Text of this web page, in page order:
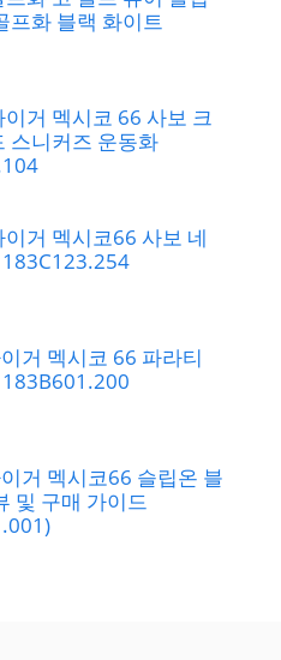
프화 블랙 화이트
거 멕시코 66 사보 크
스니커즈 운동화
거 멕시코66 사보 네
거 멕시코 66 파라티
거 멕시코66 슬립온 블
및 구매 가이드